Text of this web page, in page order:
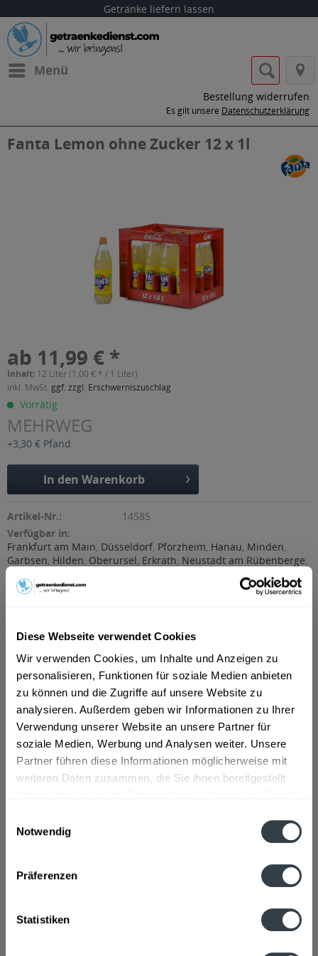
Diese Webseite verwendet Cookies
Wir verwenden Cookies, um Inhalte und Anzeigen zu
personalisieren, Funktionen für soziale Medien anbieten
zu können und die Zugriffe auf unsere Website zu
analysieren. Außerdem geben wir Informationen zu Ihrer
Verwendung unserer Website an unsere Partner für
soziale Medien, Werbung und Analysen weiter. Unsere
Partner führen diese Informationen möglicherweise mit
weiteren Daten zusammen, die Sie ihnen bereitgestellt
Notwendig
Präferenzen
Statistiken
Getränke liefern lassen
Menü
Bestellung widerrufen
Es gilt unsere Datenschutzerklärung
Fanta Lemon ohne Zucker 12 x 1l
ab 11,99 € *
Inhalt: 12 Liter (1,00 € * / 1 Liter)
inkl. MwSt. ggf. zzgl. Erschwerniszuschlag
Vorrätig
MEHRWEG
+3,30 € Pfand
In den Warenkorb
Artikel-Nr.:
14585
Verfügbar in:
Frankfurt am Main, Düsseldorf, Pforzheim, Hanau, Minden,
Garbsen, Hilden, Oberursel, Erkrath, Neustadt am Rübenberge,
Papenburg, Porta
Westfalica,Seelze Wedemark
"Fanta Lemon ohne Zucker 12 x 1l"
Material:
PET - Mehrweg
Flaschengröße:
1 - 1,5 l
Fragen zum Artikel?
Weitere Artikel von Fanta
Zutaten und Allergene
Wasser, Zitronensaft aus Zitronensaftkonzentrat (1%),
Wasser, Zitronensaft aus Zitronensaftkonzentrat (1%),
Kohlensäure, Säuerungsmittel Citronensäure,
Ascorbinsäure, Stabilisatoren E 414 und E 445, natürliches
Zitronenaroma mit anderen natürlichen Aromen, Farbstoff
Anmerkung: Sofern Allergene vorhanden sind, sind diese